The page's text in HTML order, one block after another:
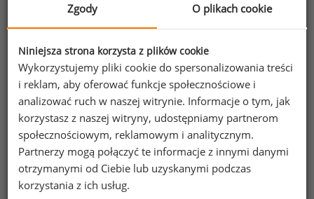
Oświadczam, że zapoznałem/zapoznałam się z
regulaminem.
Wyrażam zgodę na przetwarzanie moich
danych osobowych zawartych w formularzu
przez Sedlak &Sedlak sp. z o.o. sp. k. w celu
Zgody O plikach cookie
Niniejsza strona korzysta z plików cookie
Wykorzystujemy pliki cookie do spersonalizowania treści
i reklam, aby oferować funkcje społecznościowe i
analizować ruch w naszej witrynie. Informacje o tym, jak
korzystasz z naszej witryny, udostępniamy partnerom
społecznościowym, reklamowym i analitycznym.
Partnerzy mogą połączyć te informacje z innymi danymi
otrzymanymi od Ciebie lub uzyskanymi podczas
korzystania z ich usług.